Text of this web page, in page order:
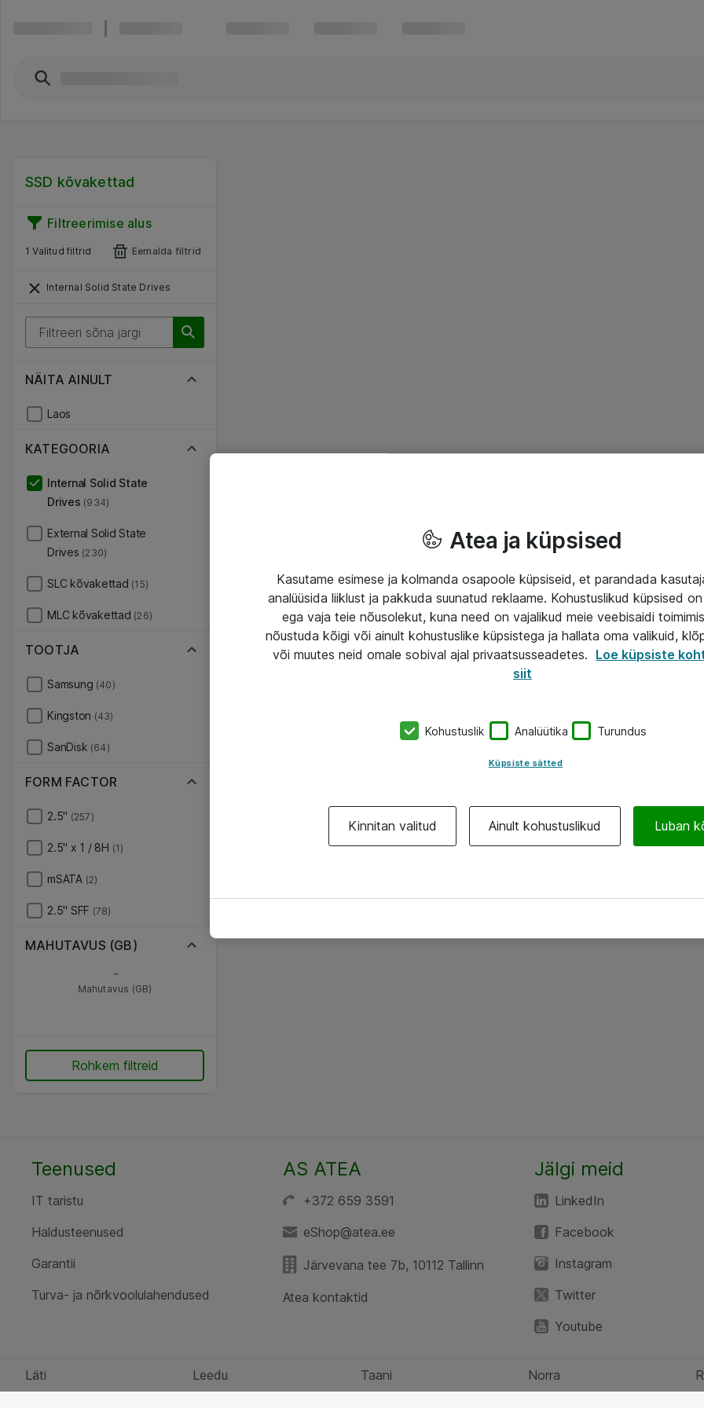
SSD kõvakettad
Filtreerimise alus
1 Valitud filtrid Eemalda filtrid
Internal Solid State Drives
NÄITA AINULT
Laos
KATEGOORIA
Internal Solid State
Drives (934)
External Solid State
Drives (230)
SLC kõvakettad (15)
MLC kõvakettad (26)
TOOTJA
Samsung (40)
Kingston (43)
SanDisk (64)
FORM FACTOR
2.5" (257)
2.5" x 1 / 8H (1)
mSATA (2)
2.5" SFF (78)
MAHUTAVUS (GB)
-
Mahutavus (GB)
Rohkem filtreid
Teenused
IT taristu
Haldusteenused
Garantii
Turva- ja nõrkvoolulahendused
AS ATEA
+372 659 3591
eShop@atea.ee
Järvevana tee 7b, 10112 Tallinn
Atea kontaktid
Jälgi meid
LinkedIn
Facebook
Instagram
Twitter
Youtube
Läti Leedu Taani Norra
Atea ja küpsised
Kasutame esimese ja kolmanda osapoole küpsiseid, et parandada
analüüsida liiklust ja pakkuda suunatud reklaame. Kohustuslikud küpsised
ega vaja teie nõusolekut, kuna need on vajalikud meie veebisaidi
nõustuda kõigi või ainult kohustuslike küpsistega ja hallata oma valikuid,
või muutes neid omale sobival ajal privaatsusseadetes. Loe küpsiste
siit
Kohustuslik Analüütika Turundus
Küpsiste sätted
Kinnitan valitud Ainult kohustuslikud Luban